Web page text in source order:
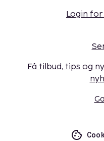
Login
Få tilbud, tips og